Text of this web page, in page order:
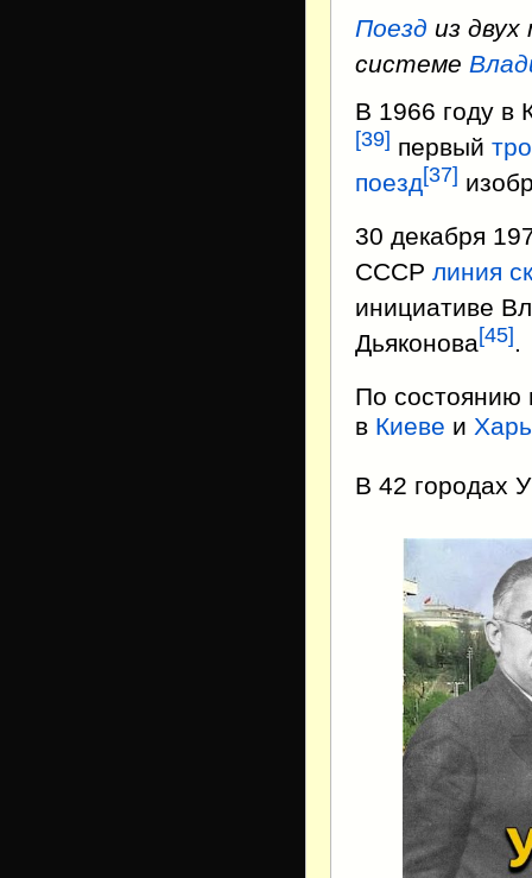
Поезд из
системе
В 1966 году в
[39] первый
поезд[37]
30 декабря
СССР линия
инициативе
Дьяконова[45] .
По состоянию
в Киеве и
В 42 городах